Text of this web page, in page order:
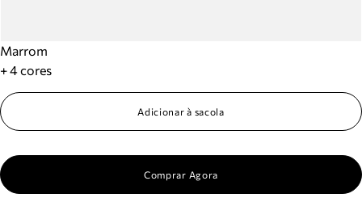
Marrom
+ 4 cores
Adicionar à sacola
Comprar Agora